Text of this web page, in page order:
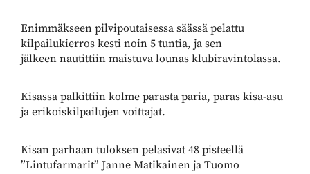
Enimmäkseen pilvipoutaisessa säässä pelattu
kilpailukierros kesti noin 5 tuntia, ja sen
jälkeen nautittiin maistuva lounas klubiravintolassa.
Kisassa palkittiin kolme parasta paria, paras kisa-asu
ja erikoiskilpailujen voittajat.
Kisan parhaan tuloksen pelasivat 48 pisteellä
”Lintufarmarit” Janne Matikainen ja Tuomo